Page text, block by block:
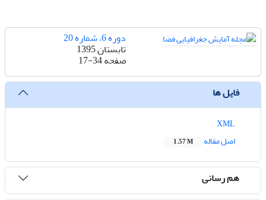
دوره 6، شماره 20
تابستان 1395
صفحه17-34
فایل ها
اصل مقاله
1.57 M
هم رسانی